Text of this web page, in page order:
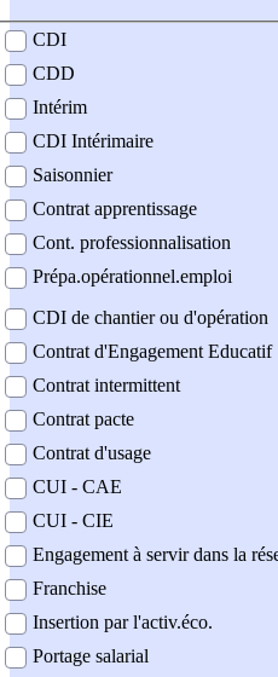
contrat
CDI
CDD
Intérim
CDI Intérimaire
Saisonnier
Contrat apprentissage
Cont. professionnalisation
Prépa.opérationnel.emploi
CDI de chantier ou d'opération
Contrat d'Engagement Educatif
Contrat intermittent
Contrat pacte
Contrat d'usage
CUI - CAE
CUI - CIE
Engagement à servir dans la
Franchise
Insertion par l'activ.éco.
Portage salarial